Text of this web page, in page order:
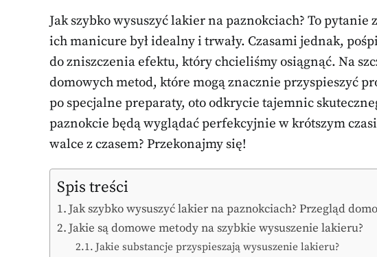
Jak szybko wysuszyć lakier na paznokciach? To
ich manicure był idealny i trwały. Czasami jednak,
do zniszczenia efektu, który chcieliśmy osiągnąć. Na
domowych metod, które mogą znacznie przyspieszyć
po specjalne preparaty, oto odkrycie tajemnic
paznokcie będą wyglądać perfekcyjnie w krótszym
walce z czasem? Przekonajmy się!
Spis treści
Jak szybko wysuszyć lakier na paznokciach? Przegląd
Jakie są domowe metody na szybkie wysuszenie lakieru?
Jakie substancje przyspieszają wysuszenie lakieru?